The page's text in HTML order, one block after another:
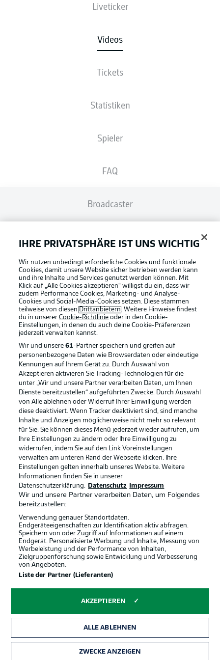
Liveticker
Videos
Tickets
Statistiken
Spieler
FAQ
Broadcaster
Bundesliga App
Fantasy Manager
#BundesligaWIRKT
Common Ground
Mitfahrportal
BUNDESLIGA-GRUPPE
Sprachauswahl
Deutsch Anzeige Modus
Login
Football as it's meant to be
BUNDESLIGA APP
Offizielle Partner
IHRE PRIVATSPHÄRE IST UNS WICHTIG
Wir nutzen unbedingt erforderliche Cookies und funktionale
Cookies, damit unsere Website sicher betrieben werden kann
und ihre Inhalte und Services genutzt werden können. Mit
Klick auf „Alle Cookies akzeptieren“ willigst du ein, dass wir
zudem Performance Cookies, Marketing- und Analyse-
Cookies und Social-Media-Cookies setzen. Diese stammen
teilweise von diesen Drittanbietern. Weitere Hinweise findest
du in unsererCookie-Richtlinie oder in den Cookie-
Einstellungen, in denen du auch deine Cookie-Präferenzen
jederzeit verwalten kannst.
Wir und unsere61-Partner speichern und greifen auf
personenbezogene Daten wie Browserdaten oder eindeutige
Kennungen auf Ihrem Gerät zu. Durch Auswahl von
Akzeptieren aktivieren Sie Tracking-Technologien für die
unter „Wir und unsere Partner verarbeiten Daten, um Ihnen
Dienste bereitzustellen“ aufgeführten Zwecke. Durch Auswahl
von Alle ablehnen oder Widerruf Ihrer Einwilligung werden
diese deaktiviert. Wenn Tracker deaktiviert sind, sind manche
Inhalte und Anzeigen möglicherweise nicht mehr so relevant
für Sie. Sie können dieses Menü jederzeit wieder aufrufen, um
Ihre Einstellungen zu ändern oder Ihre Einwilligung zu
widerrufen, indem Sie auf den Link Voreinstellungen
verwalten am unteren Rand der Webseite klicken. Ihre
Einstellungen gelten innerhalb unseres Website. Weitere
Informationen finden Sie in unserer
Datenschutzerklärung.
Datenschutz Impressum
Wir und unsere Partner verarbeiten Daten, um Folgendes
bereitzustellen:
Verwendung genauer Standortdaten.
Endgeräteeigenschaften zur Identifikation aktiv abfragen.
Speichern von oder Zugriff auf Informationen auf einem
Endgerät. Personalisierte Werbung und Inhalte, Messung von
Werbeleistung und der Performance von Inhalten,
Zielgruppenforschung sowie Entwicklung und Verbesserung
von Angeboten.
Liste der Partner (Lieferanten)
AKZEPTIEREN
ALLE ABLEHNEN
ZWECKE ANZEIGEN